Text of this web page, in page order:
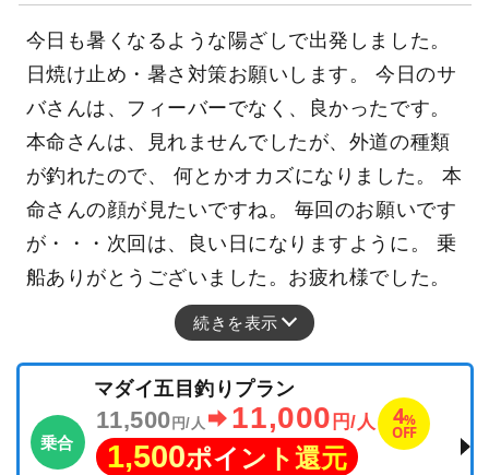
今日も暑くなるような陽ざしで出発しました。
日焼け止め・暑さ対策お願いします。 今日のサ
バさんは、フィーバーでなく、良かったです。
本命さんは、見れませんでしたが、外道の種類
が釣れたので、 何とかオカズになりました。 本
命さんの顔が見たいですね。 毎回のお願いです
が・・・次回は、良い日になりますように。 乗
船ありがとうございました。お疲れ様でした。
続きを表示
乗合
マダイ五目釣りプラン
11,500円/人 11,000 円/人 4%
OFF
1,500ポイント還元